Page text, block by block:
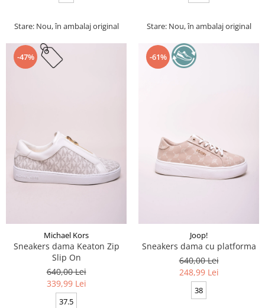
Stare: Nou, în ambalaj original Stare: Nou, în ambalaj original
-47%
Michael Kors
Sneakers dama Keaton Zip
Slip On
640,00 Lei
339,99 Lei
37.5
-61%
Joop!
Sneakers dama cu platforma
640,00 Lei
248,99 Lei
38